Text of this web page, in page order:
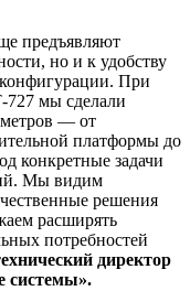
предъявляют
но и к удобству
При
727 мы сделали
— от
платформы до
конкретные задачи
Мы видим
решения
расширять
потребностей
директор